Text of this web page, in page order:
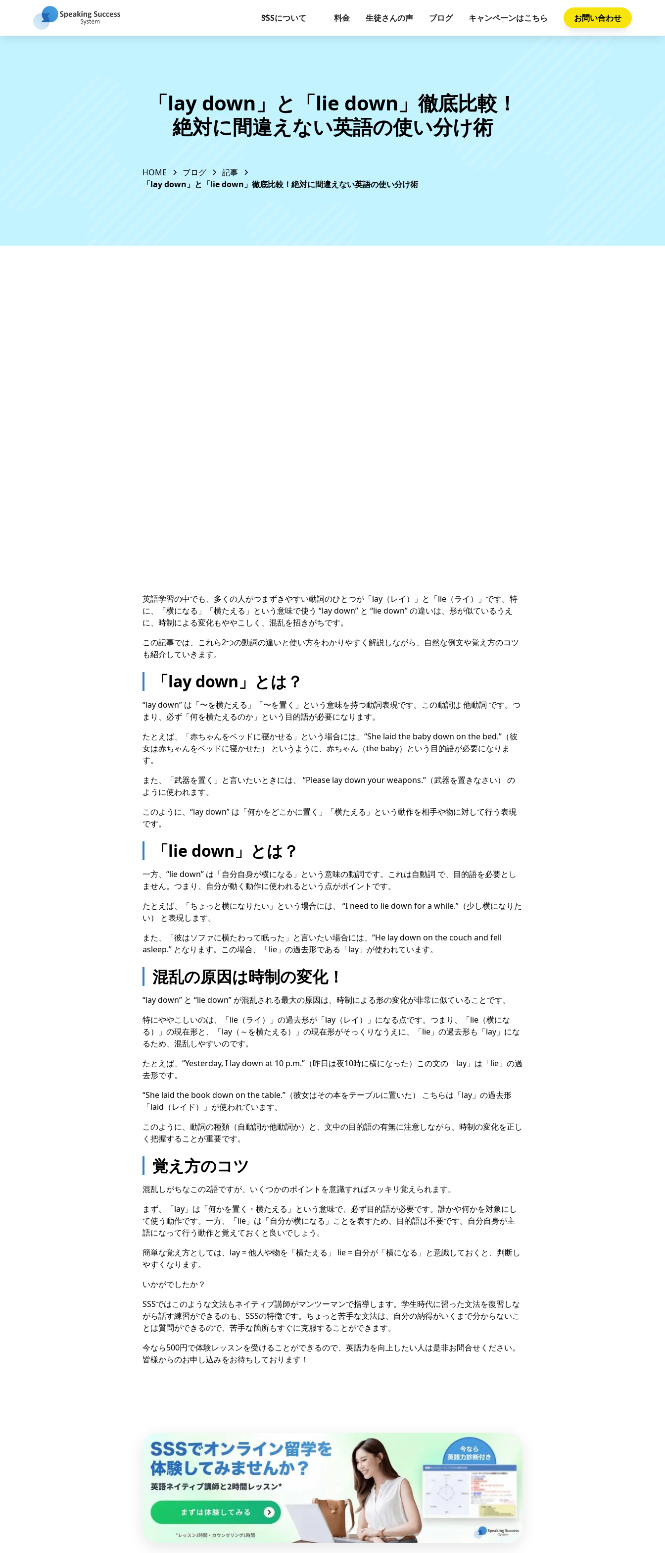
SSSについて 料金 生徒さんの声 ブログ キャンペーンはこちら お問い合わせ
「lay down」と「lie down」徹底比較！
絶対に間違えない英語の使い分け術
HOME ブログ
記事
「lay down」と「lie down」徹底比較！絶対に間違えない英語の使い分け術
英語学習の中でも、多くの人がつまずきやすい動詞のひとつが「lay（レイ）」と「lie（ライ）」です。特
に、「横になる」「横たえる」という意味で使う “lay down” と “lie down” の違いは、形が似ているうえ
に、時制による変化もややこしく、混乱を招きがちです。
この記事では、これら2つの動詞の違いと使い方をわかりやすく解説しながら、自然な例文や覚え方のコツ
も紹介していきます。
「lay down」とは？
“lay down” は「〜を横たえる」「〜を置く」という意味を持つ動詞表現です。この動詞は 他動詞 です。つ
まり、必ず「何を横たえるのか」という目的語が必要になります。
たとえば、「赤ちゃんをベッドに寝かせる」という場合には、“She laid the baby down on the bed.”（彼
女は赤ちゃんをベッドに寝かせた） というように、赤ちゃん（the baby）という目的語が必要になりま
す。
また、「武器を置く」と言いたいときには、 “Please lay down your weapons.”（武器を置きなさい） の
ように使われます。
このように、“lay down” は「何かをどこかに置く」「横たえる」という動作を相手や物に対して行う表現
です。
「lie down」とは？
一方、“lie down” は「自分自身が横になる」という意味の動詞です。これは自動詞 で、目的語を必要とし
ません。つまり、自分が動く動作に使われるという点がポイントです。
たとえば、「ちょっと横になりたい」という場合には、 “I need to lie down for a while.”（少し横になりた
い） と表現します。
また、「彼はソファに横たわって眠った」と言いたい場合には、“He lay down on the couch and fell
asleep.” となります。この場合、「lie」の過去形である「lay」が使われています。
混乱の原因は時制の変化！
“lay down” と “lie down” が混乱される最大の原因は、時制による形の変化が非常に似ていることです。
特にややこしいのは、「lie（ライ）」の過去形が「lay（レイ）」になる点です。つまり、「lie（横にな
る）」の現在形と、「lay（～を横たえる）」の現在形がそっくりなうえに、「lie」の過去形も「lay」にな
るため、混乱しやすいのです。
たとえば、“Yesterday, I lay down at 10 p.m.”（昨日は夜10時に横になった）この文の「lay」は「lie」の過
去形です。
“She laid the book down on the table.”（彼女はその本をテーブルに置いた） こちらは「lay」の過去形
「laid（レイド）」が使われています。
このように、動詞の種類（自動詞か他動詞か）と、文中の目的語の有無に注意しながら、時制の変化を正し
く把握することが重要です。
覚え方のコツ
混乱しがちなこの2語ですが、いくつかのポイントを意識すればスッキリ覚えられます。
まず、「lay」は「何かを置く・横たえる」という意味で、必ず目的語が必要です。誰かや何かを対象にし
て使う動作です。一方、「lie」は「自分が横になる」ことを表すため、目的語は不要です。自分自身が主
語になって行う動作と覚えておくと良いでしょう。
簡単な覚え方としては、lay = 他人や物を「横たえる」 lie = 自分が「横になる」と意識しておくと、判断し
やすくなります。
いかがでしたか？
SSSではこのような文法もネイティブ講師がマンツーマンで指導します。学生時代に習った文法を復習しな
がら話す練習ができるのも、SSSの特徴です。ちょっと苦手な文法は、自分の納得がいくまで分からないこ
とは質問ができるので、苦手な箇所もすぐに克服することができます。
今なら500円で体験レッスンを受けることができるので、英語力を向上したい人は是非お問合せください。
皆様からのお申し込みをお待ちしております！